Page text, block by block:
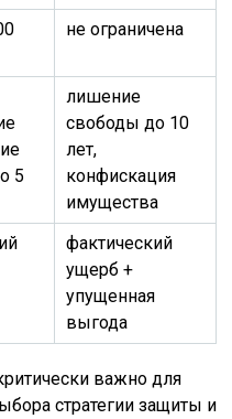
не ограничена
5
лишение
свободы до 10
лет,
конфискация
имущества
фактический
ущерб +
упущенная
выгода
важно для
стратегии защиты и